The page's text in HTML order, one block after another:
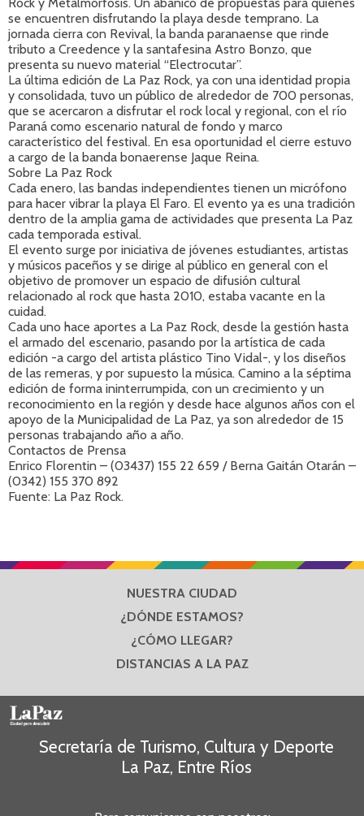
Rock y Metalmorfosis. Un abanico de propuestas para quienes
se encuentren disfrutando la playa desde temprano. La
jornada cierra con Revival, la banda paranaense que rinde
tributo a Creedence y la santafesina Astro Bonzo, que
presenta su nuevo material “Electrocutar”.
La última edición de La Paz Rock, ya con una identidad propia
y consolidada, tuvo un público de alrededor de 700 personas,
que se acercaron a disfrutar el rock local y regional, con el río
Paraná como escenario natural de fondo y marco
característico del festival. En esa oportunidad el cierre estuvo
a cargo de la banda bonaerense Jaque Reina.
Sobre La Paz Rock
Cada enero, las bandas independientes tienen un micrófono
para hacer vibrar la playa El Faro. El evento ya es una tradición
dentro de la amplia gama de actividades que presenta La Paz
cada temporada estival.
El evento surge por iniciativa de jóvenes estudiantes, artistas
y músicos paceños y se dirige al público en general con el
objetivo de promover un espacio de difusión cultural
relacionado al rock que hasta 2010, estaba vacante en la
cuidad.
Cada uno hace aportes a La Paz Rock, desde la gestión hasta
el armado del escenario, pasando por la artística de cada
edición -a cargo del artista plástico Tino Vidal-, y los diseños
de las remeras, y por supuesto la música. Camino a la séptima
edición de forma ininterrumpida, con un crecimiento y un
reconocimiento en la región y desde hace algunos años con el
apoyo de la Municipalidad de La Paz, ya son alrededor de 15
personas trabajando año a año.
Contactos de Prensa
Enrico Florentin – (03437) 155 22 659 / Berna Gaitán Otarán –
(0342) 155 370 892
Fuente: La Paz Rock.
NUESTRA CIUDAD
¿DÓNDE ESTAMOS?
¿CÓMO LLEGAR?
DISTANCIAS A LA PAZ
Secretaría de Turismo, Cultura y Deporte
La Paz, Entre Ríos